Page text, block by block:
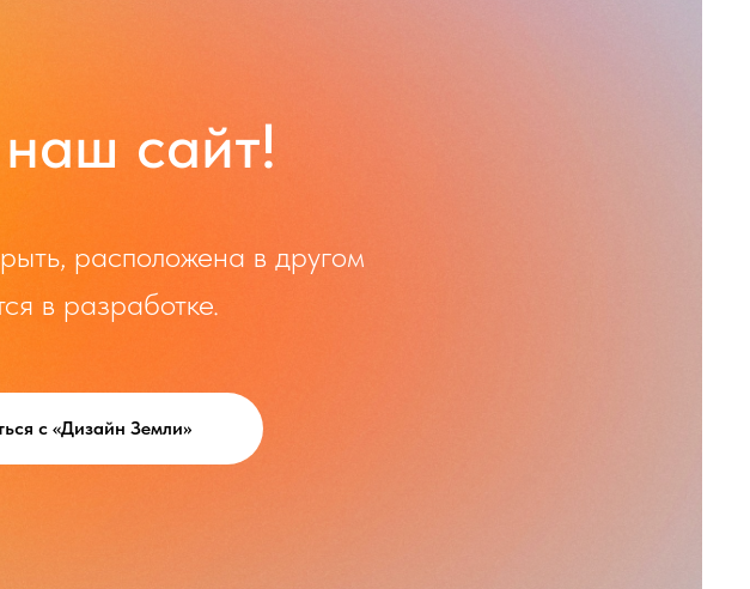
сайт!
расположена в другом
в разработке.
с «Дизайн Земли»